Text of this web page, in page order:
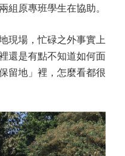
組原專班學生在協助。
現場，忙碌之外事實上
還是有點不知道如何面
留地」裡，怎麼看都很